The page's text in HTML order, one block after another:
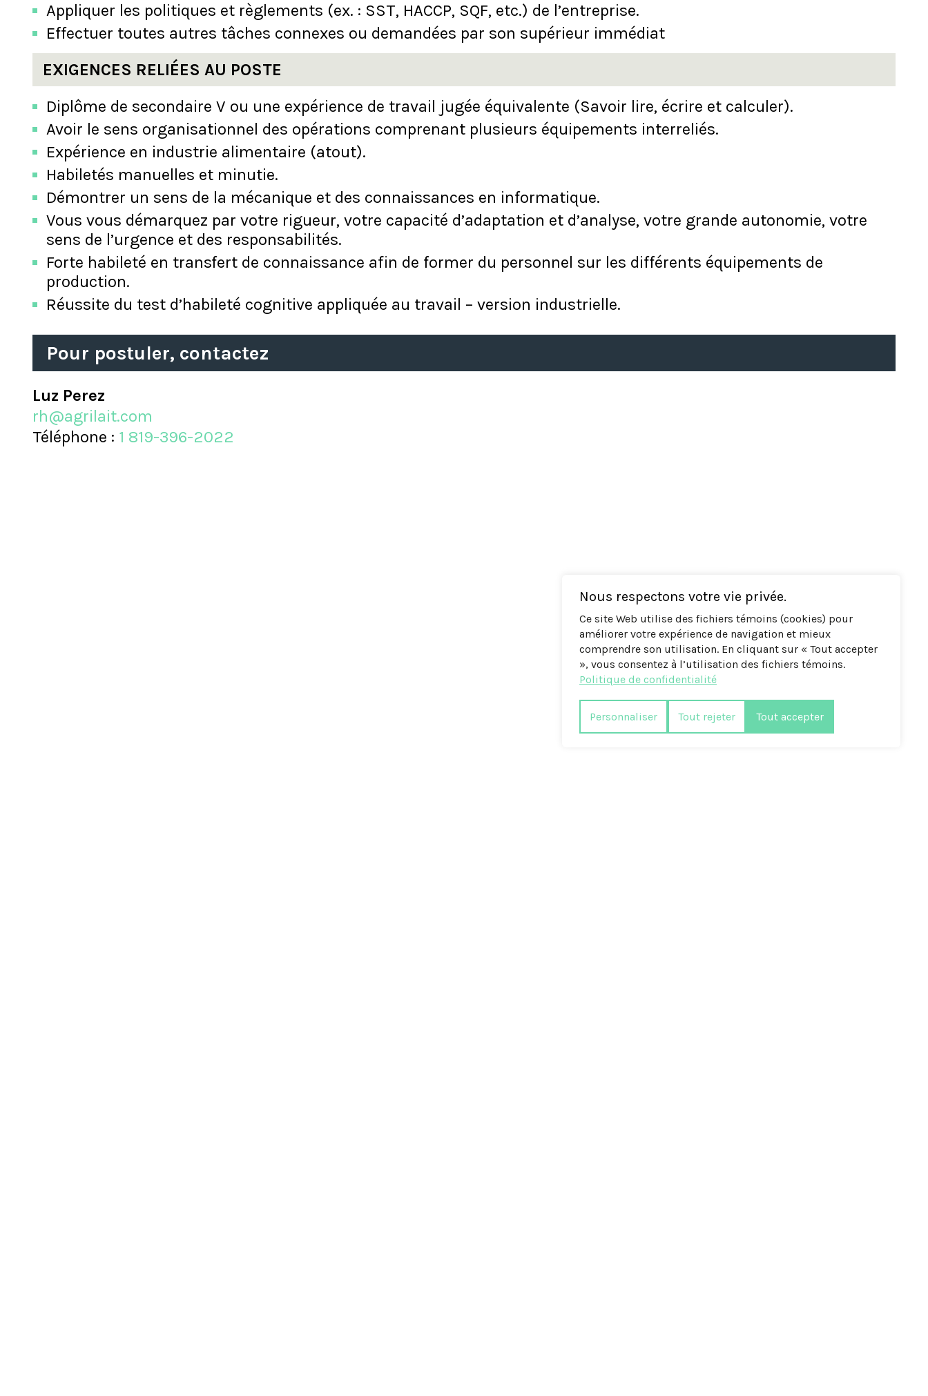
Appliquer les politiques et règlements (ex. : SST, HACCP, SQF, etc.) de l’entreprise.
Effectuer toutes autres tâches connexes ou demandées par son supérieur immédiat
EXIGENCES RELIÉES AU POSTE
Diplôme de secondaire V ou une expérience de travail jugée équivalente (Savoir lire, écrire et calculer).
Avoir le sens organisationnel des opérations comprenant plusieurs équipements interreliés.
Expérience en industrie alimentaire (atout).
Habiletés manuelles et minutie.
Démontrer un sens de la mécanique et des connaissances en informatique.
Vous vous démarquez par votre rigueur, votre capacité d’adaptation et d’analyse, votre grande autonomie, votre
sens de l’urgence et des responsabilités.
Forte habileté en transfert de connaissance afin de former du personnel sur les différents équipements de
production.
Réussite du test d’habileté cognitive appliquée au travail – version industrielle.
Pour postuler, contactez
Luz Perez
rh@agrilait.com
Téléphone : 1 819-396-2022
Nous respectons votre vie privée.
Ce site Web utilise des fichiers témoins (cookies) pour
améliorer votre expérience de navigation et mieux
comprendre son utilisation. En cliquant sur « Tout accepter
», vous consentez à l’utilisation des fichiers témoins.
Politique de confidentialité
Personnaliser Tout rejeter Tout accepter